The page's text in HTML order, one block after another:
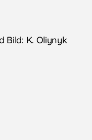
Bild: K. Oliynyk